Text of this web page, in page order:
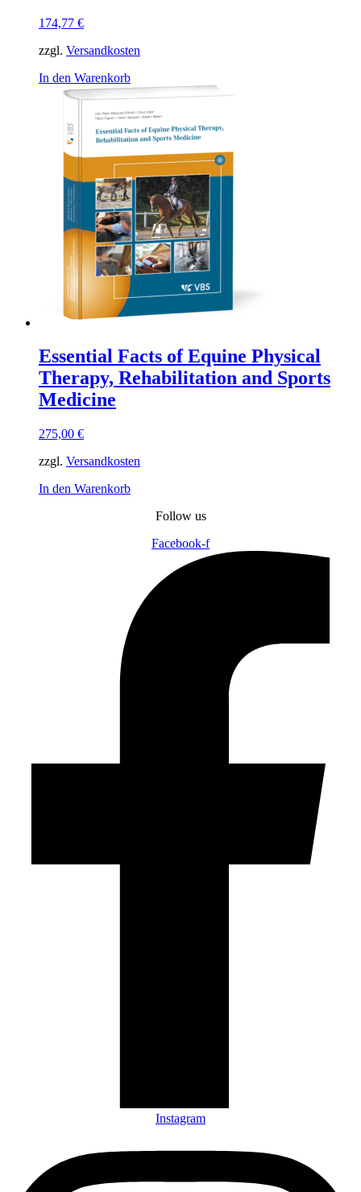
174,77 €
zzgl. Versandkosten
In den Warenkorb
Essential Facts of Equine Physical
Therapy, Rehabilitation and Sports
Medicine
275,00 €
zzgl. Versandkosten
In den Warenkorb
Follow us
Facebook-f
Instagram